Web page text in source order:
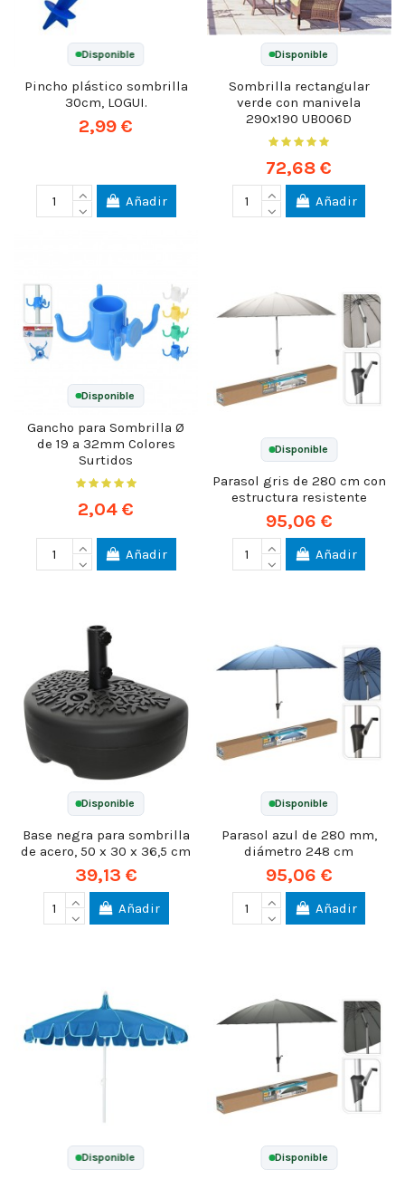
Disponible
Pincho plástico sombrilla
30cm, LOGUI.
2,99 €
Añadir
Disponible
Sombrilla rectangular
verde con manivela
290x190 UB006D
72,68 €
Añadir
Disponible
Gancho para Sombrilla Ø
de 19 a 32mm Colores
Surtidos
2,04 €
Añadir
Disponible
Parasol gris de 280 cm con
estructura resistente
95,06 €
Añadir
Disponible
Base negra para sombrilla
de acero, 50 x 30 x 36,5 cm
39,13 €
Añadir
Disponible
Parasol azul de 280 mm,
diámetro 248 cm
95,06 €
Añadir
Disponible Disponible